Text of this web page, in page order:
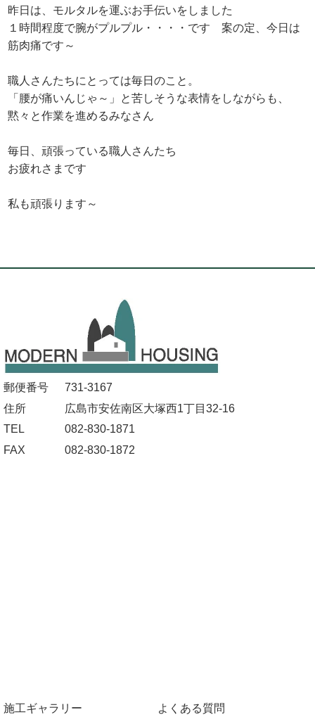
昨日は、モルタルを運ぶお手伝いをしました
１時間程度で腕がプルプル・・・・です 案の定、今日は
筋肉痛です～
職人さんたちにとっては毎日のこと。
「腰が痛いんじゃ～」と苦しそうな表情をしながらも、
黙々と作業を進めるみなさん
毎日、頑張っている職人さんたち
お疲れさまです
私も頑張ります～
郵便番号
731-3167
住所
広島市安佐南区大塚西1丁目32-16
TEL
082-830-1871
FAX
082-830-1872
施工ギャラリー よくある質問